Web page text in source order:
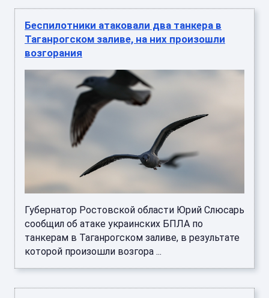
Беспилотники атаковали два танкера в
Таганрогском заливе, на них произошли
возгорания
Губернатор Ростовской области Юрий Слюсарь
сообщил об атаке украинских БПЛА по
танкерам в Таганрогском заливе, в результате
которой произошли возгора ...